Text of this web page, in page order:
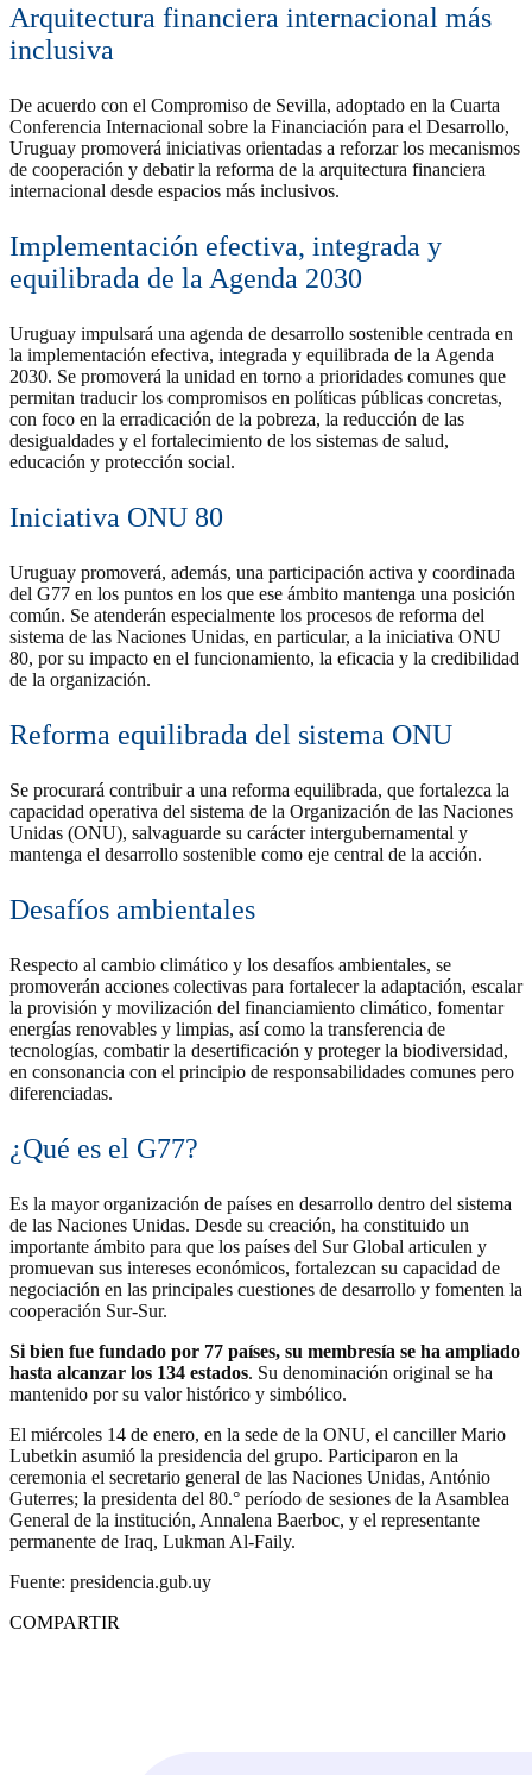
Arquitectura financiera internacional más
inclusiva
De acuerdo con el Compromiso de Sevilla, adoptado en la Cuarta
Conferencia Internacional sobre la Financiación para el Desarrollo,
Uruguay promoverá iniciativas orientadas a reforzar los mecanismos
de cooperación y debatir la reforma de la arquitectura financiera
internacional desde espacios más inclusivos.
Implementación efectiva, integrada y
equilibrada de la Agenda 2030
Uruguay impulsará una agenda de desarrollo sostenible centrada en
la implementación efectiva, integrada y equilibrada de la Agenda
2030. Se promoverá la unidad en torno a prioridades comunes que
permitan traducir los compromisos en políticas públicas concretas,
con foco en la erradicación de la pobreza, la reducción de las
desigualdades y el fortalecimiento de los sistemas de salud,
educación y protección social.
Iniciativa ONU 80
Uruguay promoverá, además, una participación activa y coordinada
del G77 en los puntos en los que ese ámbito mantenga una posición
común. Se atenderán especialmente los procesos de reforma del
sistema de las Naciones Unidas, en particular, a la iniciativa ONU
80, por su impacto en el funcionamiento, la eficacia y la credibilidad
de la organización.
Reforma equilibrada del sistema ONU
Se procurará contribuir a una reforma equilibrada, que fortalezca la
capacidad operativa del sistema de la Organización de las Naciones
Unidas (ONU), salvaguarde su carácter intergubernamental y
mantenga el desarrollo sostenible como eje central de la acción.
Desafíos ambientales
Respecto al cambio climático y los desafíos ambientales, se
promoverán acciones colectivas para fortalecer la adaptación, escalar
la provisión y movilización del financiamiento climático, fomentar
energías renovables y limpias, así como la transferencia de
tecnologías, combatir la desertificación y proteger la biodiversidad,
en consonancia con el principio de responsabilidades comunes pero
diferenciadas.
¿Qué es el G77?
Es la mayor organización de países en desarrollo dentro del sistema
de las Naciones Unidas. Desde su creación, ha constituido un
importante ámbito para que los países del Sur Global articulen y
promuevan sus intereses económicos, fortalezcan su capacidad de
negociación en las principales cuestiones de desarrollo y fomenten la
cooperación Sur-Sur.
Si bien fue fundado por 77 países, su membresía se ha ampliado
hasta alcanzar los 134 estados. Su denominación original se ha
mantenido por su valor histórico y simbólico.
El miércoles 14 de enero, en la sede de la ONU, el canciller Mario
Lubetkin asumió la presidencia del grupo. Participaron en la
ceremonia el secretario general de las Naciones Unidas, António
Guterres; la presidenta del 80.° período de sesiones de la Asamblea
General de la institución, Annalena Baerboc, y el representante
permanente de Iraq, Lukman Al-Faily.
Fuente: presidencia.gub.uy
COMPARTIR